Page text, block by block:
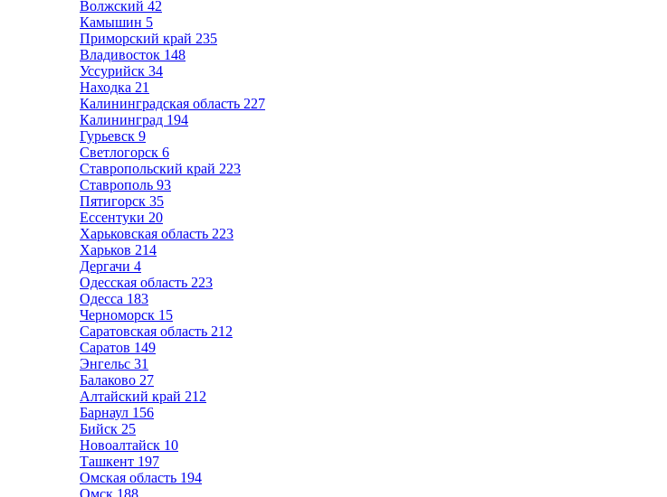
Волжский 42
Камышин 5
Приморский край 235
Владивосток 148
Уссурийск 34
Находка 21
Калининградская область 227
Калининград 194
Гурьевск 9
Светлогорск 6
Ставропольский край 223
Ставрополь 93
Пятигорск 35
Ессентуки 20
Харьковская область 223
Харьков 214
Дергачи 4
Одесская область 223
Одесса 183
Черноморск 15
Саратовская область 212
Саратов 149
Энгельс 31
Балаково 27
Алтайский край 212
Барнаул 156
Бийск 25
Новоалтайск 10
Ташкент 197
Омская область 194
Омск 188